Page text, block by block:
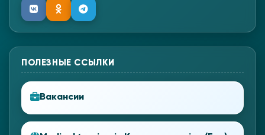
ПОЛЕЗНЫЕ ССЫЛКИ
Вакансии